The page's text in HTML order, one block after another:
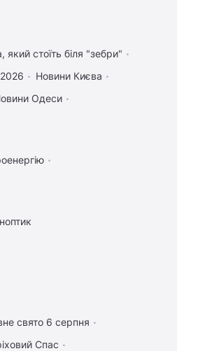
який стоїть біля "зебри"
Новини Києва
Одеси
свято 6 серпня
Спас